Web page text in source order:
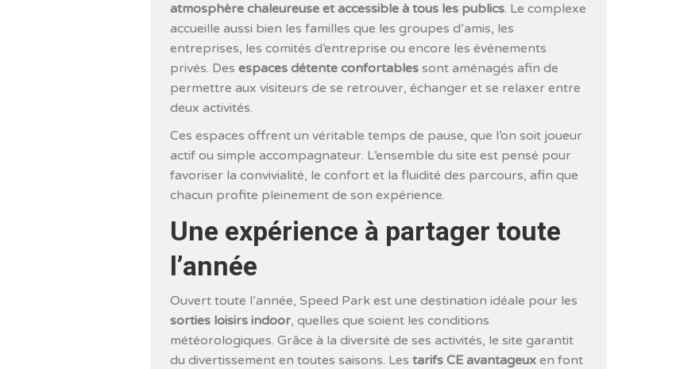
atmosphère chaleureuse et accessible à tous les publics. Le complexe
accueille aussi bien les familles que les groupes d’amis, les
entreprises, les comités d’entreprise ou encore les événements
privés. Des espaces détente confortablessont aménagés afin de
permettre aux visiteurs de se retrouver, échanger et se relaxer entre
deux activités.
Ces espaces offrent un véritable temps de pause, que l’on soit joueur
actif ou simple accompagnateur. L’ensemble du site est pensé pour
favoriser la convivialité, le confort et la fluidité des parcours, afin que
chacun profite pleinement de son expérience.
Une expérience à partager toute
l’année
Ouvert toute l’année, Speed Park est une destination idéale pour les
sorties loisirs indoor, quelles que soient les conditions
météorologiques. Grâce à la diversité de ses activités, le site garantit
du divertissement en toutes saisons. Les tarifs CE avantageuxen font